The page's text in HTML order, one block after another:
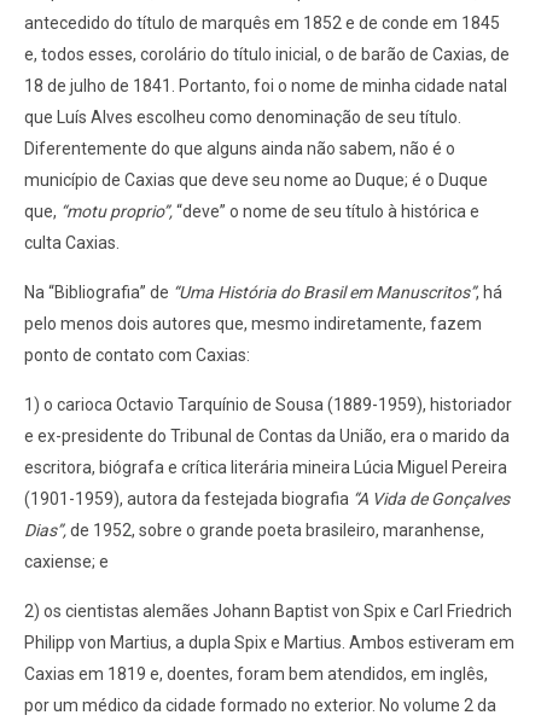
antecedido do título de marquês em 1852 e de conde em 1845
e, todos esses, corolário do título inicial, o de barão de Caxias, de
18 de julho de 1841. Portanto, foi o nome de minha cidade natal
que Luís Alves escolheu como denominação de seu título.
Diferentemente do que alguns ainda não sabem, não é o
município de Caxias que deve seu nome ao Duque; é o Duque
que, “motu proprio”,“deve” o nome de seu título à histórica e
culta Caxias.
Na “Bibliografia” de “Uma História do Brasil em Manuscritos”, há
pelo menos dois autores que, mesmo indiretamente, fazem
ponto de contato com Caxias:
1) o carioca Octavio Tarquínio de Sousa (1889-1959), historiador
e ex-presidente do Tribunal de Contas da União, era o marido da
escritora, biógrafa e crítica literária mineira Lúcia Miguel Pereira
(1901-1959), autora da festejada biografia “A Vida de Gonçalves
Dias”,de 1952, sobre o grande poeta brasileiro, maranhense,
caxiense; e
2) os cientistas alemães Johann Baptist von Spix e Carl Friedrich
Philipp von Martius, a dupla Spix e Martius. Ambos estiveram em
Caxias em 1819 e, doentes, foram bem atendidos, em inglês,
por um médico da cidade formado no exterior. No volume 2 da